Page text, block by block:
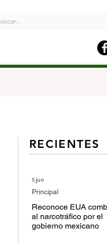
Reconoce EUA
al narcotráfico por el
gobierno mexicano
Principal
5 jun
RECIENTES